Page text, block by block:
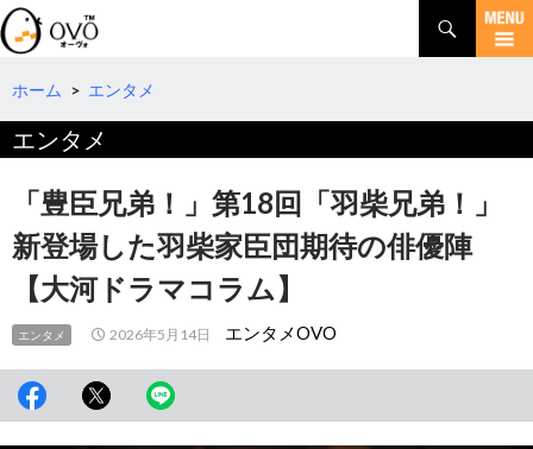
検
索
コ
テ
へ
ホーム > エンタメ
エンタメ
「豊臣兄弟！」第18回「羽柴兄弟！」
新登場した羽柴家臣団期待の俳優陣
【大河ドラマコラム】
エンタメ 2026年5月14日 エンタメOVO